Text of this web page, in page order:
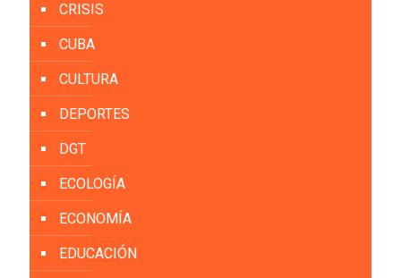
CRISIS
CUBA
CULTURA
DEPORTES
DGT
ECOLOGÍA
ECONOMÍA
EDUCACIÓN